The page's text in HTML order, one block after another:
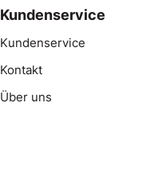
Kundenservice
Kundenservice
Kontakt
Über uns